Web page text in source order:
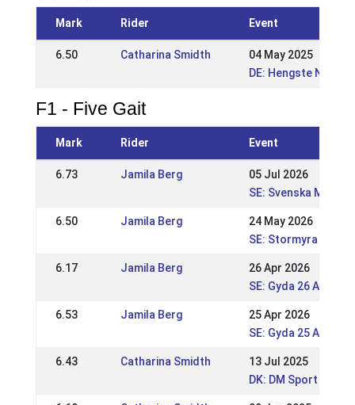
Mark Rider Event
6.50 Catharina Smidth
04 May 2025
DE: Hengste Nord
F1 - Five Gait
Mark Rider Event
6.73 Jamila Berg
05 Jul 2026
SE: Svenska
6.50 Jamila Berg
24 May 2026
SE: Stormyra
6.17 Jamila Berg
26 Apr 2026
SE: Gyda 26 April
6.53 Jamila Berg
25 Apr 2026
SE: Gyda 25 April
6.43 Catharina Smidth
13 Jul 2025
DK: DM Sport 2025